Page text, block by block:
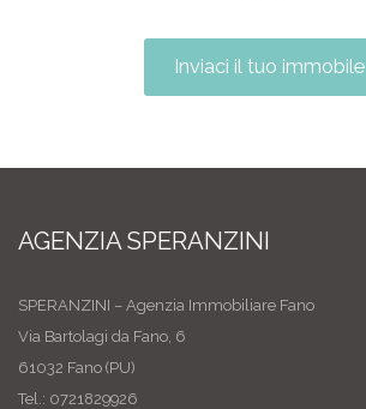
Inviaci il tuo immobile
AGENZIA SPERANZINI
SPERANZINI – Agenzia Immobiliare Fano
Via Bartolagi da Fano, 6
61032 Fano (PU)
Tel.: 0721829926